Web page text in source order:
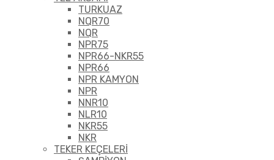
TURKUAZ
NQR70
NQR
NPR75
NPR66-NKR55
NPR66
NPR KAMYON
NPR
NNR10
NLR10
NKR55
NKR
TEKER KEÇELERİ